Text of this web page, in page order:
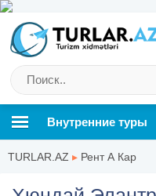
Внутренние туры
TURLAR.AZ ▸ Рент А Кар